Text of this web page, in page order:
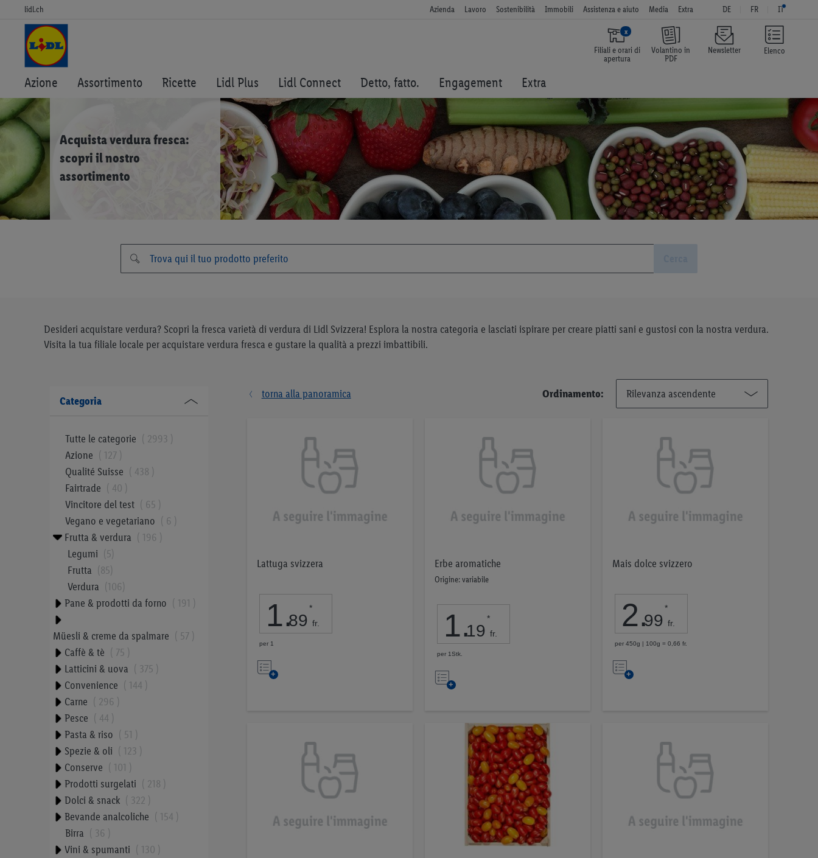
Elenco
lidl.ch Azienda Lavoro Sostenibilità Immobili Assistenza e aiuto Media Extra DE FR IT
x
Filiali e orari di
apertura
Volantino in
PDF
Newsletter
Azione Assortimento Ricette Lidl Plus Lidl Connect Detto, fatto. Engagement Extra
Acquista verdura fresca:
scopri il nostro
assortimento
Desideri acquistare verdura? Scopri la fresca varietà di verdura di Lidl Svizzera! Esplora la nostra categoria e lasciati ispirare per creare piatti sani e gustosi con la nostra verdura.
Visita la tua filiale locale per acquistare verdura fresca e gustare la qualità a prezzi imbattibili.
torna alla panoramica Ordinamento:
Lattuga svizzera
1.89
*
fr.
per 1
Nell’elenco
Erbe aromatiche
Origine: variabile
1.19
*
fr.
per 1Stk.
Nell’elenco
Mais dolce svizzero
2.99
*
fr.
per 450g | 100g = 0,66 fr.
Nell’elenco
Categoria
Tutte le categorie
2993
Azione
127
Qualité Suisse
438
Fairtrade
40
Vincitore del test
65
Vegano e vegetariano
6
Frutta & verdura
196
Legumi
5
Frutta
85
Verdura
106
Pane & prodotti da forno
191
Müesli & creme da spalmare
57
Caffè & tè
75
Latticini & uova
375
Convenience
144
Carne
296
Pesce
44
Pasta & riso
51
Spezie & oli
123
Conserve
101
Prodotti surgelati
218
Dolci & snack
322
Bevande analcoliche
154
Birra
36
Vini & spumanti
130